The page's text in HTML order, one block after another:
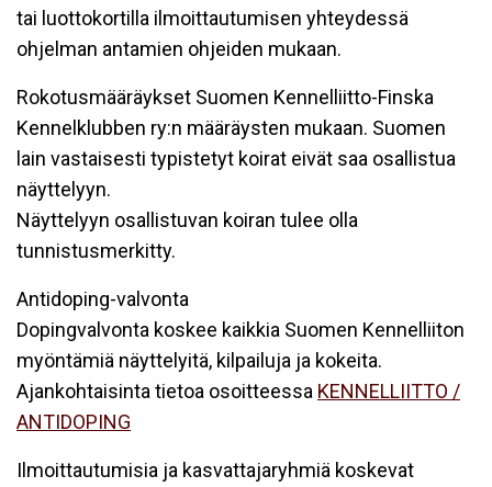
tai luottokortilla ilmoittautumisen yhteydessä
ohjelman antamien ohjeiden mukaan.
Rokotusmääräykset Suomen Kennelliitto-Finska
Kennelklubben ry:n määräysten mukaan. Suomen
lain vastaisesti typistetyt koirat eivät saa osallistua
näyttelyyn.
Näyttelyyn osallistuvan koiran tulee olla
tunnistusmerkitty.
Antidoping-valvonta
Dopingvalvonta koskee kaikkia Suomen Kennelliiton
myöntämiä näyttelyitä, kilpailuja ja kokeita.
Ajankohtaisinta tietoa osoitteessa KENNELLIITTO /
ANTIDOPING
Ilmoittautumisia ja kasvattajaryhmiä koskevat